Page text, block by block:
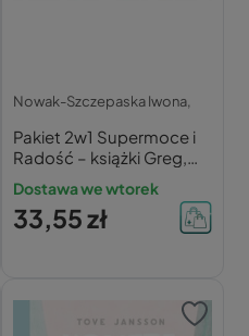
Nowak-Szczepaska Iwona,
Pakiet 2w1 Supermoce i
Radość – książki Greg,
Nowak-Szczepanska
Dostawa we wtorek
33,55 zł